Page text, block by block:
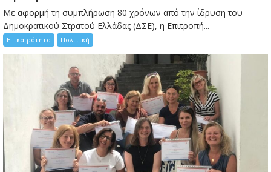
Με αφορμή τη συμπλήρωση 80 χρόνων από την ίδρυση του
Δημοκρατικού Στρατού Ελλάδας (ΔΣΕ), η Επιτροπή...
Επικαιρότητα Πολιτική